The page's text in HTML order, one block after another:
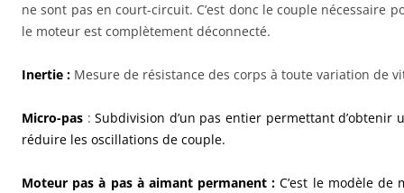
ne sont pas en court-circuit. C’est donc le couple nécessaire
le moteur est complètement déconnecté.
Inertie : Mesure de résistance des corps à toute variation de
Micro-pas :Subdivision d’un pas entier permettant
réduire les oscillations de couple.
Moteur pas à pas à aimant permanent :C’est le modèle